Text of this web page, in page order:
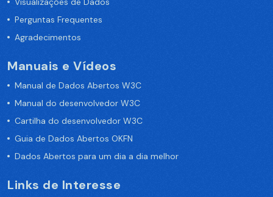
Perguntas Frequentes
Agradecimentos
Manuais e Vídeos
Manual de Dados Abertos W3C
Manual do desenvolvedor W3C
Cartilha do desenvolvedor W3C
Guia de Dados Abertos OKFN
Dados Abertos para um dia a dia melhor
Links de Interesse